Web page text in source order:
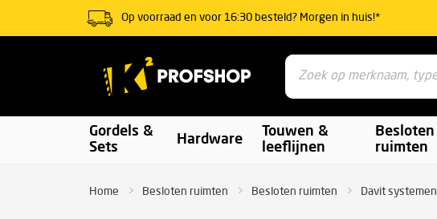
Op voorraad en voor 16:30 besteld? Morgen in huis!*
Gordels &
Sets
Hardware
Touwen &
leeflijnen
Besloten
ruimten
Home Besloten ruimten Besloten ruimten Davit systemen